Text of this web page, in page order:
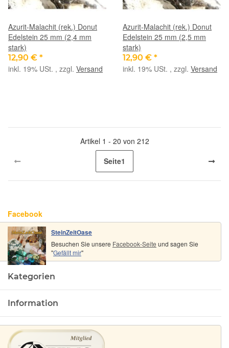
Azurit-Malachit (rek.) Donut
Edelstein 25 mm (2,4 mm
stark)
12,90 € *
inkl. 19% USt. , zzgl. Versand
Azurit-Malachit (rek.) Donut
Edelstein 25 mm (2,5 mm
stark)
12,90 € *
inkl. 19% USt. , zzgl. Versand
Artikel 1 - 20 von 212
Seite1
Facebook
SteinZeitOase
Besuchen Sie unsere Facebook-Seite und sagen Sie
"Gefällt mir"
Kategorien
Information